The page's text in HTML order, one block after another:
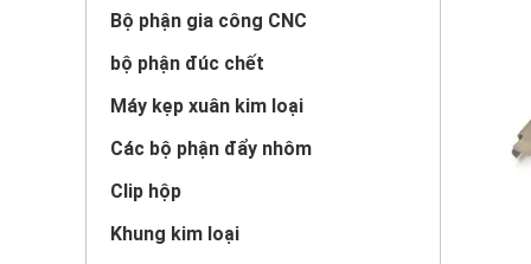
Bộ phận gia công CNC
bộ phận đúc chết
Máy kẹp xuân kim loại
Các bộ phận đẩy nhôm
Clip hộp
Khung kim loại